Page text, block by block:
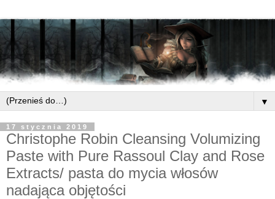
▼
17 stycznia 2019
Christophe Robin Cleansing Volumizing
Paste with Pure Rassoul Clay and Rose
Extracts/ pasta do mycia włosów
nadająca objętości